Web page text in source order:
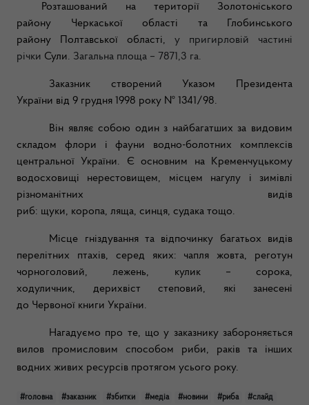
Розташований на території Золотоніського
району
Черкаської області та
Глобинського
району
Полтавської області, у пригирловій частині
річки Сули. Загальна площа – 7871,3 га.
Заказник створений Указом
Президента
України від 9 грудня 1998 року № 1341/98.
Він являє собою один з найбагатших за видовим
складом флори іфауни водно-болотних комплексів
центральної України. Є основним на
Кременчуцькому
водосховищі
нерестовищем, місцем нагулу і зимівлі
різноманітних видів
риб: щуки, коропа, ляща, синця, судака тощо.
Місце гніздування та відпочинку багатьох видів
перелітних птахів, серед яких: чапля жовта, реготун
чорноголовий, лежень, кулик – сорока,
ходуличник, дерихвіст степовий, які занесені
до Червоної книги України.
Нагадуємо про те, що у заказнику забороняється
вилов промисловим способом риби, раків та інших
водних живих ресурсів протягом усього року.
#головна #заказник #збитки #медіа #новини #риба
#слайд